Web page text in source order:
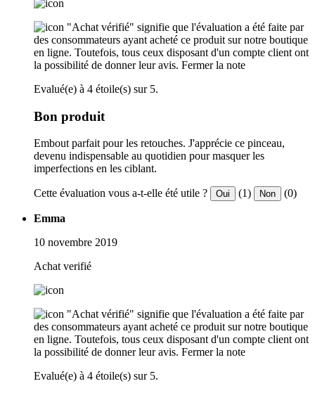
"Achat vérifié" signifie que l'évaluation a été faite par
des consommateurs ayant acheté ce produit sur notre boutique
en ligne. Toutefois, tous ceux disposant d'un compte client ont
la possibilité de donner leur avis. Fermer la note
Evalué(e) à 4 étoile(s) sur 5.
Bon produit
Embout parfait pour les retouches. J'apprécie ce pinceau,
devenu indispensable au quotidien pour masquer les
imperfections en les ciblant.
Cette évaluation vous a-t-elle été utile ? Oui (1) Non (0)
Emma
10 novembre 2019
Achat verifié
"Achat vérifié" signifie que l'évaluation a été faite par
des consommateurs ayant acheté ce produit sur notre boutique
en ligne. Toutefois, tous ceux disposant d'un compte client ont
la possibilité de donner leur avis. Fermer la note
Evalué(e) à 4 étoile(s) sur 5.